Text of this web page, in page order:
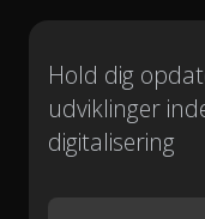
Hold dig
udviklinger
digitalisering